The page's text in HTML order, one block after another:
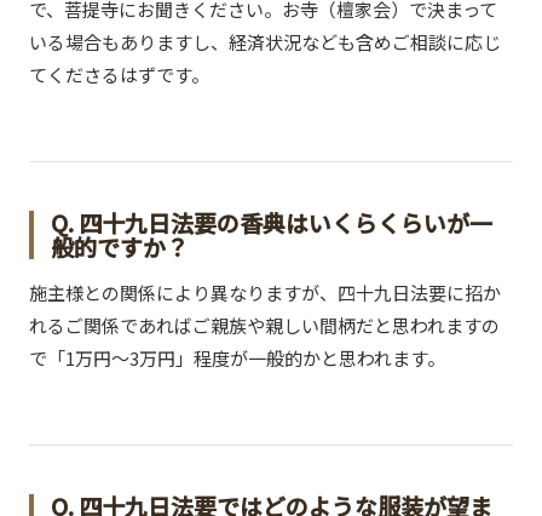
で、菩提寺にお聞きください。お寺（檀家会）で決まって
いる場合もありますし、経済状況なども含めご相談に応じ
てくださるはずです。
Q. 四十九日法要の香典はいくらくらいが一
般的ですか？
施主様との関係により異なりますが、四十九日法要に招か
れるご関係であればご親族や親しい間柄だと思われますの
で「1万円～3万円」程度が一般的かと思われます。
Q. 四十九日法要ではどのような服装が望ま